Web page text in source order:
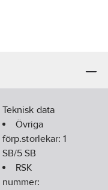
Teknisk data
Övriga
förp.storlekar:1
SB/5 SB
RSK
nummer: